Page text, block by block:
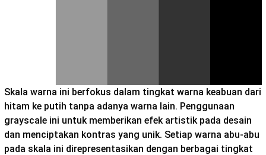
Skala warna ini berfokus dalam tingkat warna keabuan dari
hitam ke putih tanpa adanya warna lain. Penggunaan
grayscale ini untuk memberikan efek artistik pada desain
dan menciptakan kontras yang unik. Setiap warna abu-abu
pada skala ini direpresentasikan dengan berbagai tingkat